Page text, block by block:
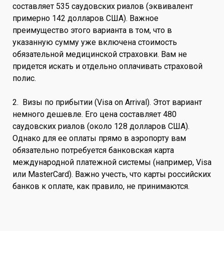
составляет 535 саудовских риалов (эквивалент
примерно 142 долларов США). Важное
преимущество этого варианта в том, что в
указанную сумму уже включена стоимость
обязательной медицинской страховки. Вам не
придется искать и отдельно оплачивать страховой
полис.
2. Визы по прибытии (Visa on Arrival). Этот вариант
немного дешевле. Его цена составляет 480
саудовских риалов (около 128 долларов США).
Однако для ее оплаты прямо в аэропорту вам
обязательно потребуется банковская карта
международной платежной системы (например, Visa
или MasterCard). Важно учесть, что карты российских
банков к оплате, как правило, не принимаются.